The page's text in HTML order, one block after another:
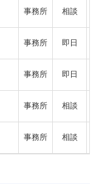
事務所 相談
事務所 即日
事務所 即日
事務所 相談
事務所 相談